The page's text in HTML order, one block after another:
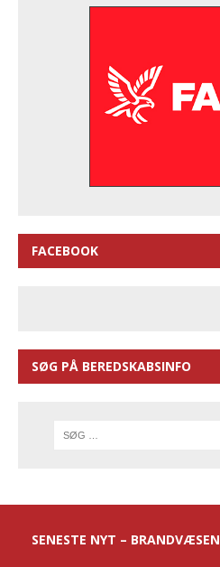
FACEBOOK
SØG PÅ BEREDSKABSINFO
SENESTE NYT – BRANDVÆSEN